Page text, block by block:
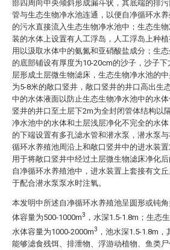
部四周向中央倾斜形成漏斗状，其底端的排
管与生态生物净水池连通，以便自净循环水
的污水直接流入生态生物净水池中；生态生
装的水体上设置有人工浮岛，人工浮岛上种
用以汲取水体中的氨氮和亚硝酸盐成分；生
的底部铺设有厚度为10-20cm的沙子，沙子下
层形成土层微生物滤床，生态生物净水池的
为5-8米的敞口竖井，敞口竖井的井口高出生
中的水体液面以防止生态生物净水池中的水
竖井的井口至土层下2m为全封闭管体结构以
净水池中的水体和土层浅层净化不完全的水
的下端设置有多孔滤水管和潜水泵，潜水泵
循环水养殖池周沿上和敞口竖井中的进水装置
用于将敞口竖井中经过土层微生物滤床净化
自净循环水养殖池中，进水装置上套接有文
于配合潜水泵泵水时注氧。
本发明中所述自净循环水养殖池呈圆形或钝
体容量为500-1000m3 ，水深1.5-1.8m；生态
水体容量为1000-2000m3 ，池水深1.5-1.8m
能够滤食残饵、排泄物、浮游动植物、鱼类